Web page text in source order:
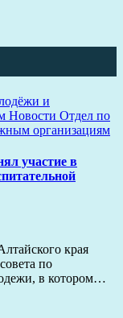
и
Новости Отдел по
организациям
участие в
края
по
в котором…